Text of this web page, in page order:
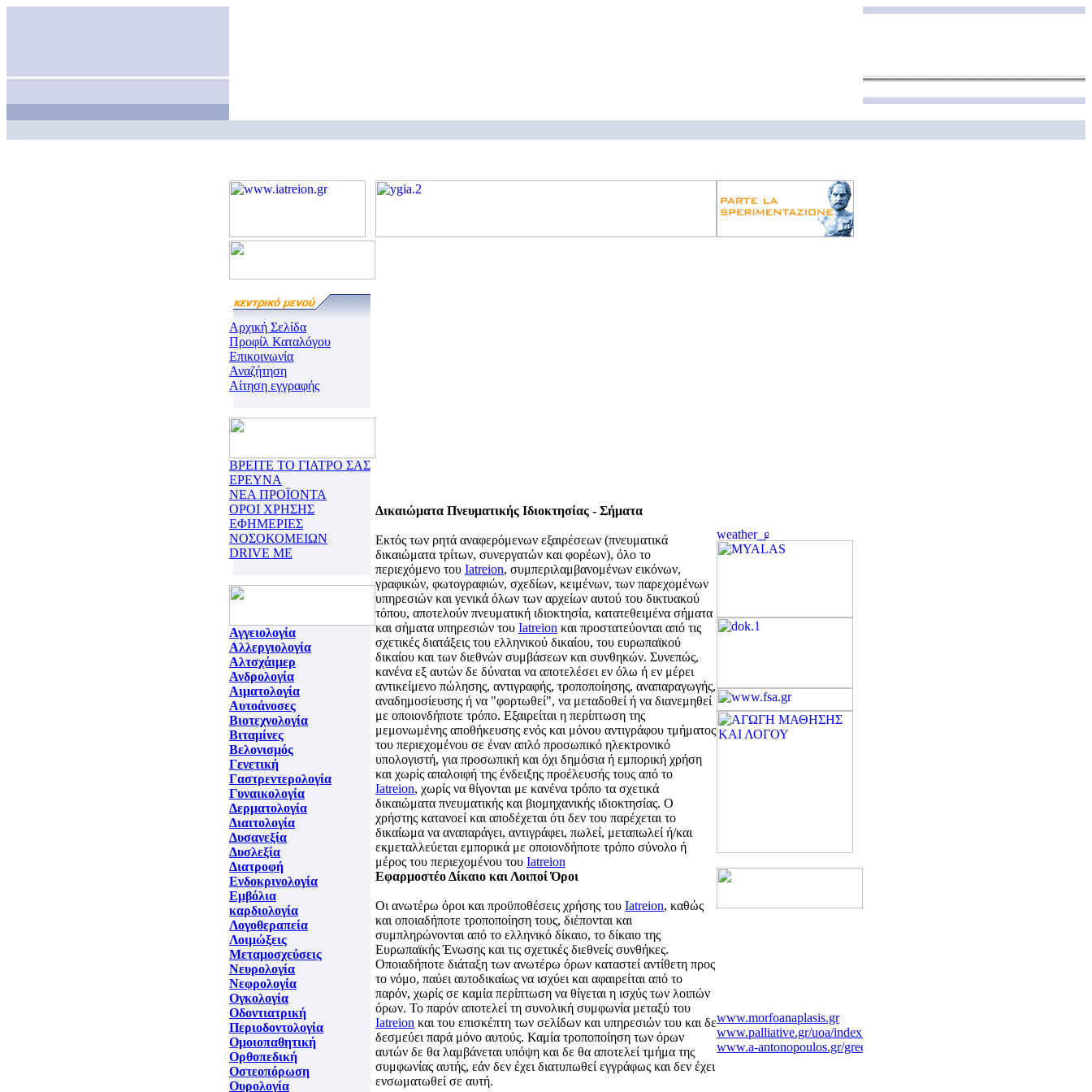
Αρχική Σελίδα
Προφίλ Καταλόγου
Επικοινωνία
Αναζήτηση
Αίτηση εγγραφής
ΒΡΕΙΤΕ ΤΟ ΓΙΑΤΡΟ ΣΑΣ
ΕΡΕΥΝΑ
ΝΕΑ ΠΡΟΪΟΝΤΑ
ΟΡΟΙ ΧΡΗΣΗΣ
ΕΦΗΜΕΡΙΕΣ
ΝΟΣΟΚΟΜΕΙΩΝ
DRIVE ME
Αγγειολογία
Αλλεργιολογία
Αλτσχάιμερ
Ανδρολογία
Αιματολογία
Αυτοάνοσες
Βιοτεχνολογία
Βιταμίνες
Βελονισμός
Γενετική
Γαστρεντερολογία
Γυναικολογία
Δερματολογία
Διαιτολογία
Δυσανεξία
Δυσλεξία
Διατροφή
Ενδοκρινολογία
Εμβόλια
καρδιολογία
Λογοθεραπεία
Λοιμώξεις
Μεταμοσχεύσεις
Νευρολογία
Νεφρολογία
Ογκολογία
Οδοντιατρική
Περιοδοντολογία
Ομοιοπαθητική
Ορθοπεδική
Οστεοπόρωση
Ουρολογία
Δικαιώματα Πνευματικής Ιδιοκτησίας - Σήματα
Εκτός των ρητά αναφερόμενων εξαιρέσεων (πνευματικά
δικαιώματα τρίτων, συνεργατών και φορέων), όλο το
περιεχόμενο του Iatreion, συμπεριλαμβανομένων εικόνων,
γραφικών, φωτογραφιών, σχεδίων, κειμένων, των παρεχομένων
υπηρεσιών και γενικά όλων των αρχείων αυτού του δικτυακού
τόπου, αποτελούν πνευματική ιδιοκτησία, κατατεθειμένα σήματα
και σήματα υπηρεσιών του Iatreion και προστατεύονται από τις
σχετικές διατάξεις του ελληνικού δικαίου, του ευρωπαϊκού
δικαίου και των διεθνών συμβάσεων και συνθηκών. Συνεπώς,
κανένα εξ αυτών δε δύναται να αποτελέσει εν όλω ή εν μέρει
αντικείμενο πώλησης, αντιγραφής, τροποποίησης, αναπαραγωγής,
αναδημοσίευσης ή να "φορτωθεί", να μεταδοθεί ή να διανεμηθεί
με οποιονδήποτε τρόπο. Εξαιρείται η περίπτωση της
μεμονωμένης αποθήκευσης ενός και μόνου αντιγράφου τμήματος
του περιεχομένου σε έναν απλό προσωπικό ηλεκτρονικό
υπολογιστή, για προσωπική και όχι δημόσια ή εμπορική χρήση
και χωρίς απαλοιφή της ένδειξης προέλευσής τους από το
Iatreion, χωρίς να θίγονται με κανένα τρόπο τα σχετικά
δικαιώματα πνευματικής και βιομηχανικής ιδιοκτησίας. Ο
χρήστης κατανοεί και αποδέχεται ότι δεν του παρέχεται το
δικαίωμα να αναπαράγει, αντιγράφει, πωλεί, μεταπωλεί ή/και
εκμεταλλεύεται εμπορικά με οποιονδήποτε τρόπο σύνολο ή
μέρος του περιεχομένου του Iatreion
Εφαρμοστέο Δίκαιο και Λοιποί Όροι
Οι ανωτέρω όροι και προϋποθέσεις χρήσης του Iatreion, καθώς
και οποιαδήποτε τροποποίηση τους, διέπονται και
συμπληρώνονται από το ελληνικό δίκαιο, το δίκαιο της
Ευρωπαϊκής Ένωσης και τις σχετικές διεθνείς συνθήκες.
Οποιαδήποτε διάταξη των ανωτέρω όρων καταστεί αντίθετη προς
το νόμο, παύει αυτοδικαίως να ισχύει και αφαιρείται από το
παρόν, χωρίς σε καμία περίπτωση να θίγεται η ισχύς των λοιπών
όρων. Το παρόν αποτελεί τη συνολική συμφωνία μεταξύ του
Iatreion και του επισκέπτη των σελίδων και υπηρεσιών του και δε
δεσμεύει παρά μόνο αυτούς. Καμία τροποποίηση των όρων
αυτών δε θα λαμβάνεται υπόψη και δε θα αποτελεί τμήμα της
συμφωνίας αυτής, εάν δεν έχει διατυπωθεί εγγράφως και δεν έχει
ενσωματωθεί σε αυτή.
www.morfoanaplasis.gr
www.palliative.gr/uoa/index.html
www.a-antonopoulos.gr/greek/